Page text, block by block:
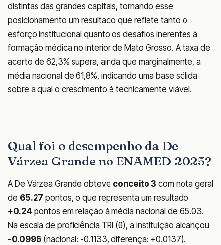
distintas das grandes capitais, tornando esse
posicionamento um resultado que reflete tanto o
esforço institucional quanto os desafios inerentes à
formação médica no interior de Mato Grosso. A taxa de
acerto de 62,3% supera, ainda que marginalmente, a
média nacional de 61,8%, indicando uma base sólida
sobre a qual o crescimento é tecnicamente viável.
Qual foi o desempenho da De
Várzea Grande no ENAMED 2025?
A De Várzea Grande obteve conceito 3 com nota geral
de 65.27 pontos, o que representa um resultado
+0.24 pontos em relação à média nacional de 65.03.
Na escala de proficiência TRI (θ), a instituição alcançou
-0.0996 (nacional: -0.1133, diferença: +0.0137).